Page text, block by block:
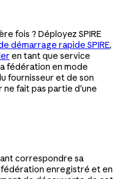
fois ? Déployez SPIRE
démarrage rapide SPIRE,
en tant que service
fédération en mode
fournisseur et de son
ne fait pas partie d'une
correspondre sa
enregistré et en